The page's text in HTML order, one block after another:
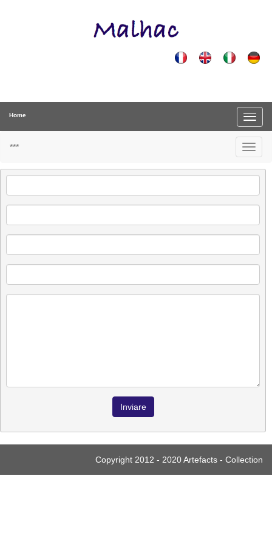
Home
***
Inviare
Copyright 2012 - 2020 Artefacts - Collection